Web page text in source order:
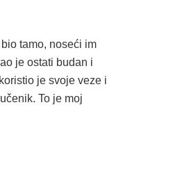
tamo, noseći im
je ostati budan i
je svoje veze i
To je moj